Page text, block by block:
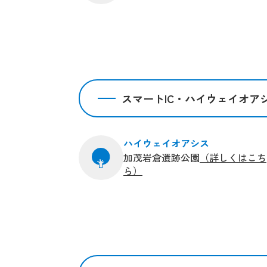
スマートIC・ハイウェイオア
ハイウェイオアシス
加茂岩倉遺跡公園 （詳しくはこち
ら）